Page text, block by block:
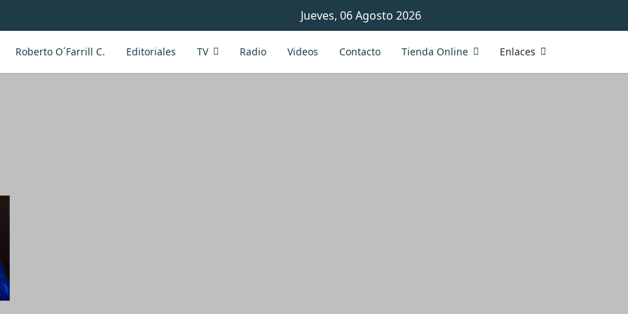
Jueves, 06 Agosto 2026
Roberto O´Farrill C. Editoriales TV Radio Videos Contacto Tienda Online Enlaces